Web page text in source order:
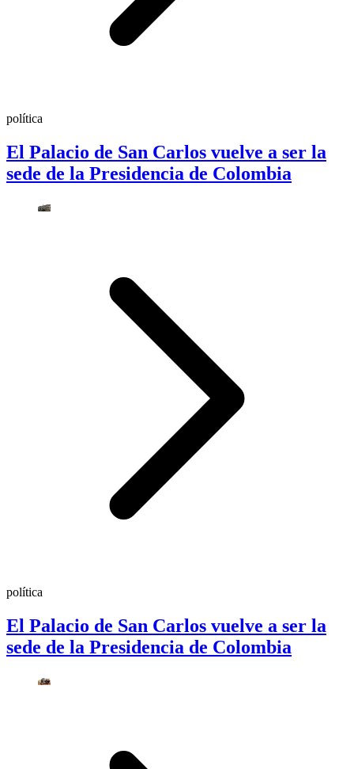
política
El Palacio de San Carlos vuelve a ser la
sede de la Presidencia de Colombia
política
El Palacio de San Carlos vuelve a ser la
sede de la Presidencia de Colombia